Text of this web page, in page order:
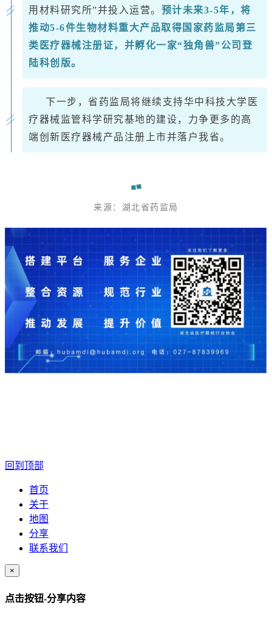
用材料研究所”并投入运营。 预计未来3-5年，将
推动5-6件生物材料重大产品取得国家药监局第三
类医疗器械注册证，并孵化一家“独角兽”公司登
陆科创版。
下一步，省药监局将继续支持华中科技大学医
疗器械监管科学研究基地的建设，力争更多的高
端创新医疗器械产品注册上市并落户我省。
来源：湖北省药监局
回到顶部
首页
关于
地图
分享
联系我们
×
点击按钮-分享内容